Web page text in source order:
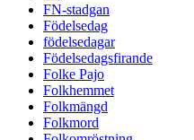
FN-stadgan
Födelsedag
födelsedagar
Födelsedagsfirande
Folke Pajo
Folkhemmet
Folkmängd
Folkmord